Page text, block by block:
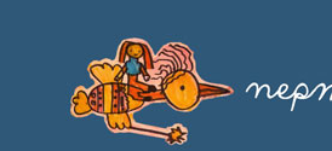
útján terjedő
melyeket olyan ismert
állítottak össze, mint